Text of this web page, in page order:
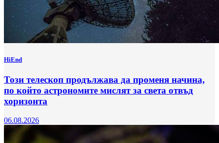
HiEnd
Този телескоп продължава да променя начина,
по който астрономите мислят за света отвъд
хоризонта
06.08.2026